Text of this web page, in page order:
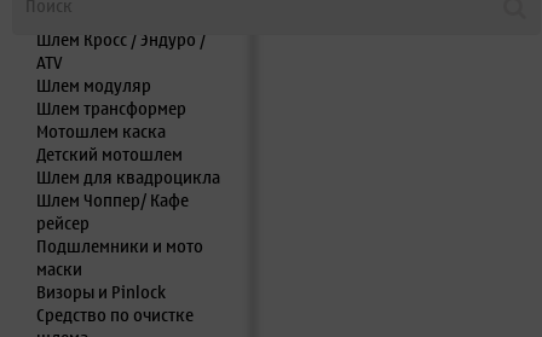
Шлем полулицевик
Шлем Кросс / Эндуро /
ATV
Шлем модуляр
Шлем трансформер
Мотошлем каска
Детский мотошлем
Шлем для квадроцикла
Шлем Чоппер/ Кафе
рейсер
Подшлемники и мото
маски
Визоры и Pinlock
Средство по очистке